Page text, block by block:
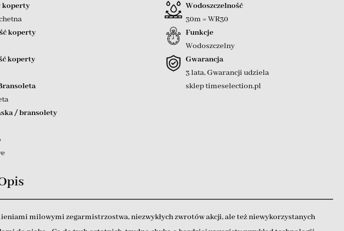
koperty
koperty
koperty
/ bransolety
Wodoszczelność
30m = WR30
Funkcje
Wodoszczelny
Gwarancja
3 lata, Gwarancji udziela
sklep timeselection.pl
milowymi zegarmistrzostwa, niezwykłych zwrotów akcji, ale też niewykorzystanych